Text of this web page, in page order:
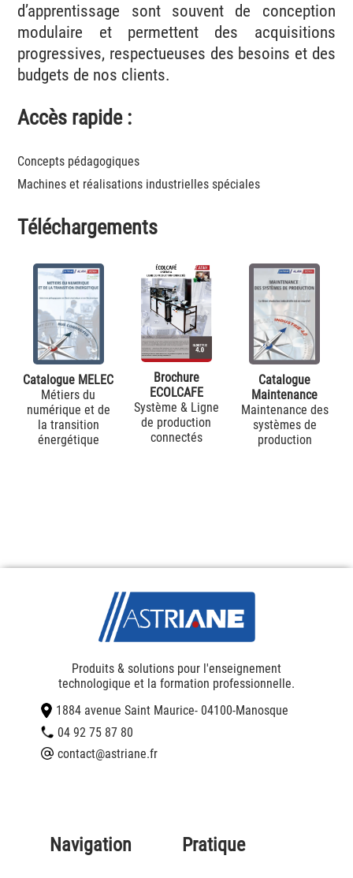
d’apprentissage sont souvent de conception
modulaire et permettent des acquisitions
progressives, respectueuses des besoins et des
budgets de nos clients.
Accès rapide :
Concepts pédagogiques
Machines et réalisations industrielles spéciales
Téléchargements
Catalogue MELEC
Métiers du
numérique et de
la transition
énergétique
Brochure
ECOLCAFE
Système & Ligne
de production
connectés
Catalogue
Maintenance
Maintenance des
systèmes de
production
Produits & solutions pour l'enseignement
technologique et la formation professionnelle.
1884 avenue Saint Maurice- 04100-Manosque
04 92 75 87 80
contact@astriane.fr
Navigation Pratique